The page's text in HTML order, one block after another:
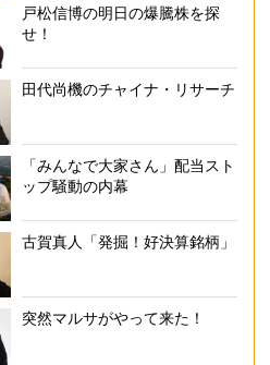
戸松信博の明日の爆騰株を探
せ！
田代尚機のチャイナ・リサーチ
「みんなで大家さん」配当スト
ップ騒動の内幕
古賀真人「発掘！好決算銘柄」
突然マルサがやって来た！